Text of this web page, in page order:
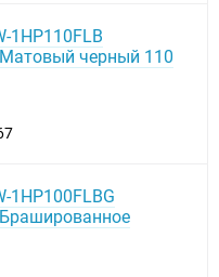
1HP110FLB
черный 110
1HP100FLBG